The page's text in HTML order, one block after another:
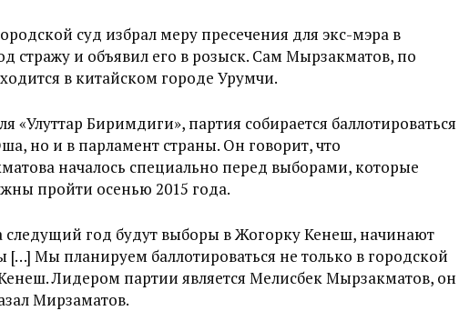
суд избрал меру пресечения для экс-мэра в
стражу и объявил его в розыск. Сам Мырзакматов, по
в китайском городе Урумчи.
«Улуттар Биримдиги», партия собирается баллотироваться
но и в парламент страны. Он говорит, что
началось специально перед выборами, которые
пройти осенью 2015 года.
следущий год будут выборы в Жогорку Кенеш, начинают
[…] Мы планируем баллотироваться не только в городской
Лидером партии является Мелисбек Мырзакматов, он
Мирзаматов.